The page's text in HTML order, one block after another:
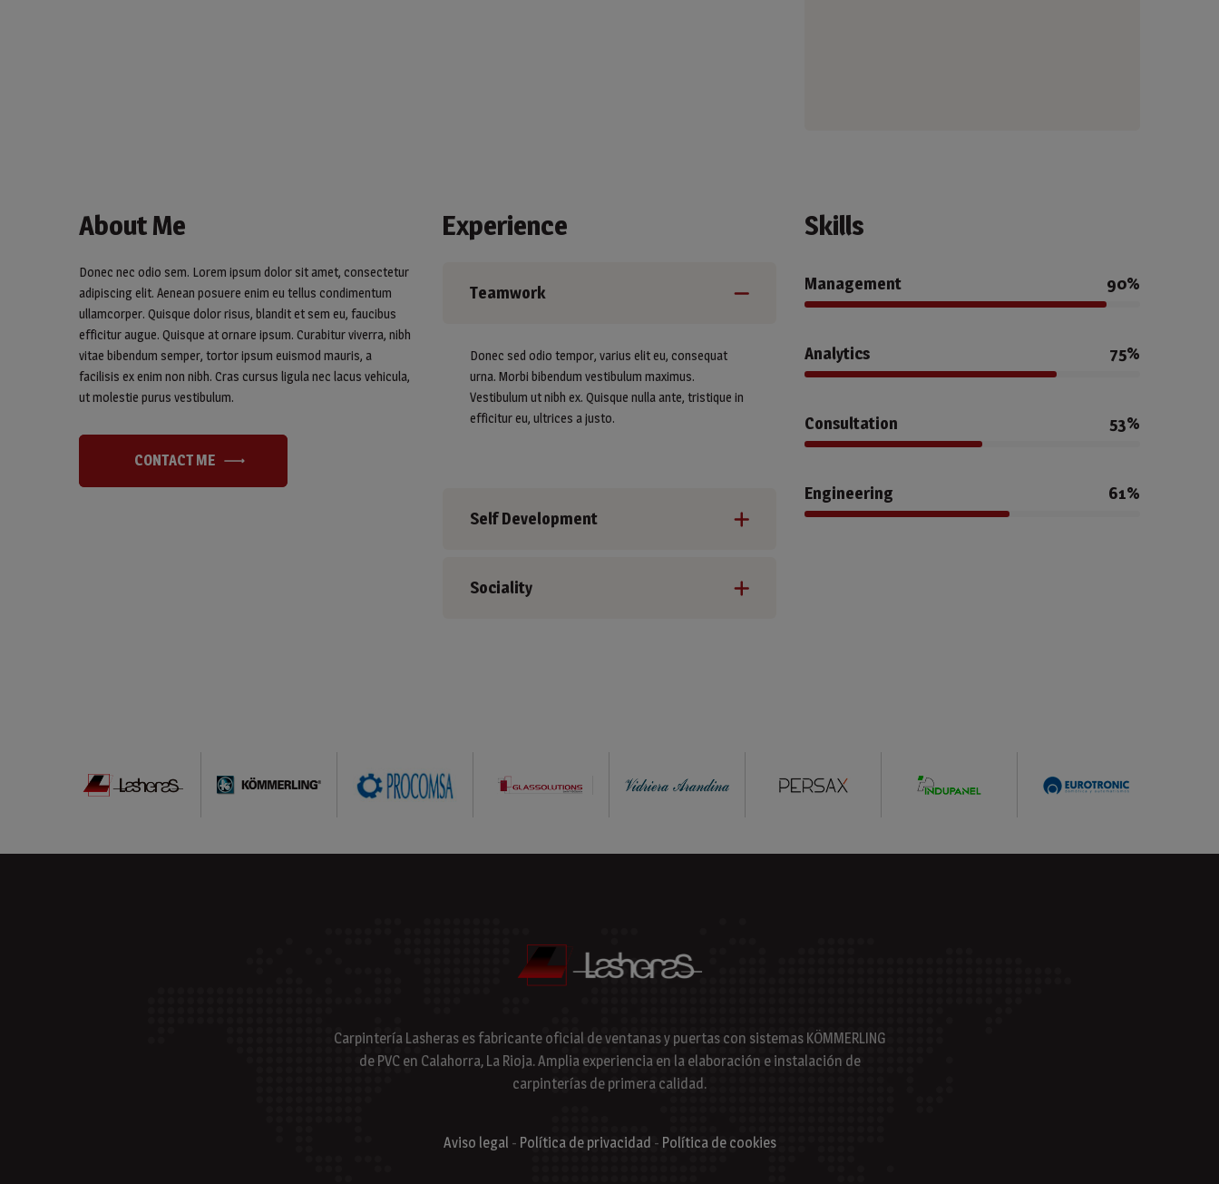
About Me
Donec nec odio sem. Lorem ipsum dolor sit amet, consectetur
adipiscing elit. Aenean posuere enim eu tellus condimentum
ullamcorper. Quisque dolor risus, blandit et sem eu, faucibus
efficitur augue. Quisque at ornare ipsum. Curabitur viverra, nibh
vitae bibendum semper, tortor ipsum euismod mauris, a
facilisis ex enim non nibh. Cras cursus ligula nec lacus vehicula,
ut molestie purus vestibulum.
CONTACT ME
Experience
Teamwork
Donec sed odio tempor, varius elit eu, consequat
urna. Morbi bibendum vestibulum maximus.
Vestibulum ut nibh ex. Quisque nulla ante, tristique in
efficitur eu, ultrices a justo.
Self Development
Sociality
Skills
Management 90%
Analytics 75%
Consultation 53%
Engineering 61%
Carpintería Lasheras es fabricante oficial de ventanas y puertas con sistemas KÖMMERLING
de PVC en Calahorra, La Rioja. Amplia experiencia en la elaboración e instalación de
carpinterías de primera calidad.
Aviso legal - Política de privacidad - Política de cookies